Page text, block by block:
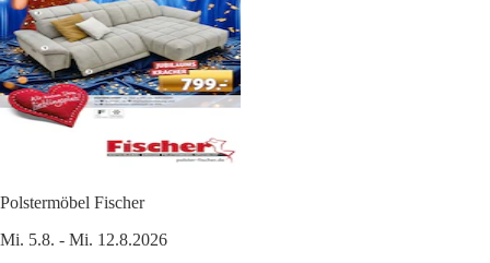
Polstermöbel Fischer
Mi. 5.8. - Mi. 12.8.2026